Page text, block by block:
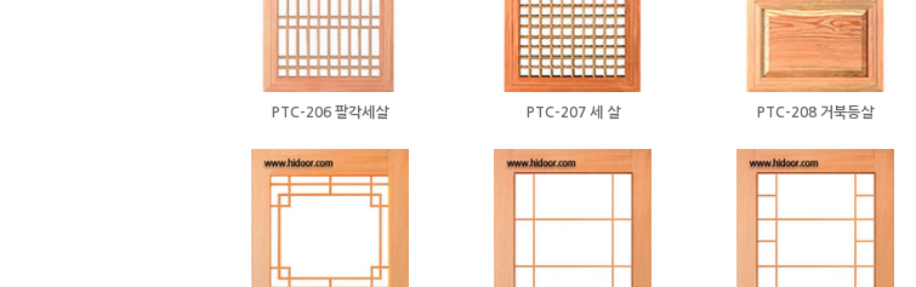
PTC-206 팔각세살 PTC-207 세 살 PTC-208 거북등살